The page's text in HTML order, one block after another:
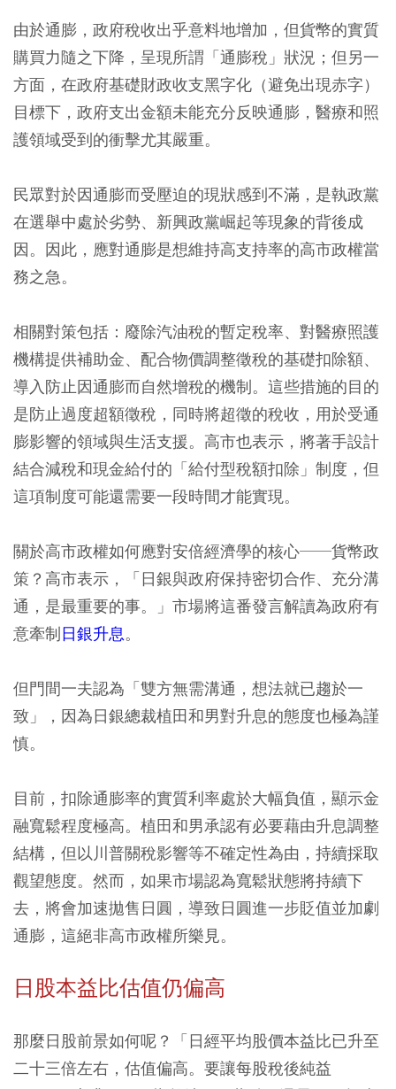
由於通膨，政府稅收出乎意料地增加，但貨幣的實質
購買力隨之下降，呈現所謂「通膨稅」狀況；但另一
方面，在政府基礎財政收支黑字化（避免出現赤字）
目標下，政府支出金額未能充分反映通膨，醫療和照
護領域受到的衝擊尤其嚴重。
民眾對於因通膨而受壓迫的現狀感到不滿，是執政黨
在選舉中處於劣勢、新興政黨崛起等現象的背後成
因。因此，應對通膨是想維持高支持率的高市政權當
務之急。
相關對策包括：廢除汽油稅的暫定稅率、對醫療照護
機構提供補助金、配合物價調整徵稅的基礎扣除額、
導入防止因通膨而自然增稅的機制。這些措施的目的
是防止過度超額徵稅，同時將超徵的稅收，用於受通
膨影響的領域與生活支援。高市也表示，將著手設計
結合減稅和現金給付的「給付型稅額扣除」制度，但
這項制度可能還需要一段時間才能實現。
關於高市政權如何應對安倍經濟學的核心──貨幣政
策？高市表示，「日銀與政府保持密切合作、充分溝
通，是最重要的事。」市場將這番發言解讀為政府有
意牽制日銀升息。
但門間一夫認為「雙方無需溝通，想法就已趨於一
致」，因為日銀總裁植田和男對升息的態度也極為謹
慎。
目前，扣除通膨率的實質利率處於大幅負值，顯示金
融寬鬆程度極高。植田和男承認有必要藉由升息調整
結構，但以川普關稅影響等不確定性為由，持續採取
觀望態度。然而，如果市場認為寬鬆狀態將持續下
去，將會加速拋售日圓，導致日圓進一步貶值並加劇
通膨，這絕非高市政權所樂見。
日股本益比估值仍偏高
那麼日股前景如何呢？「日經平均股價本益比已升至
二十三倍左右，估值偏高。要讓每股稅後純益